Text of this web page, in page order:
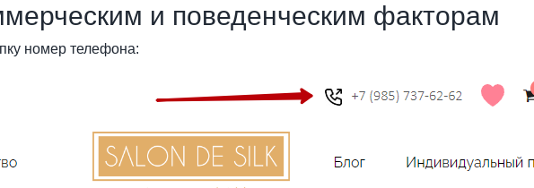
и поведенческим факторам
номер телефона: